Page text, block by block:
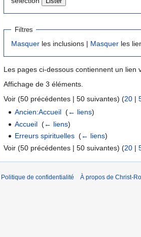
navigation
recherche
Filtres
Masquer les inclusions | Masquer les
Les pages ci-dessous contiennent un lien
Affichage de 3 éléments.
Voir (50 précédentes | 50 suivantes) (20 |
Ancien:Accueil ‎(← liens)
Accueil ‎(← liens)
Erreurs spirituelles ‎(← liens)
Voir (50 précédentes | 50 suivantes) (20 |
Politique de confidentialité À propos de Christ-